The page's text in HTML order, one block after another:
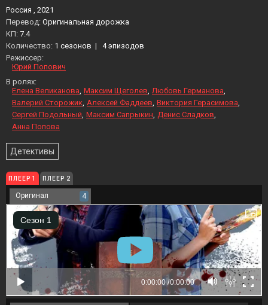
Россия , 2021
Перевод: Оригинальная дорожка
KП: 7.4
Количество: 1 сезонов | 4 эпизодов
Режиссер:
Юрий Попович
В ролях:
Елена Великанова Максим Щеголев Любовь Германова
Валерий Сторожик Алексей Фаддеев Виктория Герасимова
Сергей Подольный Максим Сапрыкин Денис Сладков
Анна Попова
Детективы
ПЛЕЕР 1 ПЛЕЕР 2
Оригинал 4